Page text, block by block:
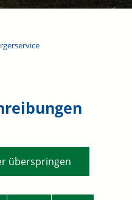
überspringen